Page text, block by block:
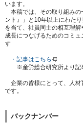
います。
本稿では、その取り組みの
ント』」と10年以上にわた
を当て、社員同士の相互理
成長につなげるためのコミ
す
・記事はこちら
※産労総合研究所より記事
企業の皆様にとって、人材
です。
バックナンバー